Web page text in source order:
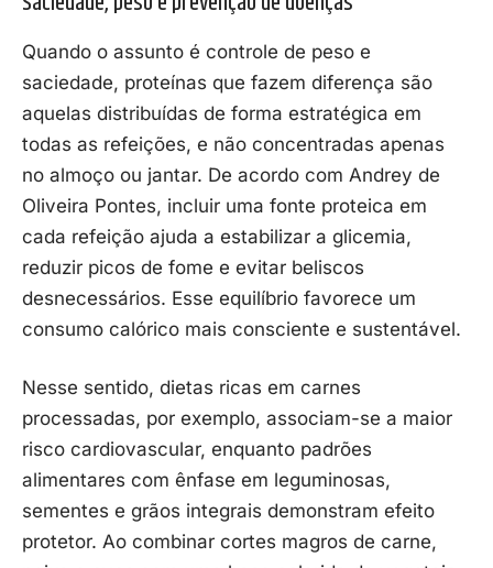
Quando o assunto é controle de peso e
saciedade, proteínas que fazem diferença são
aquelas distribuídas de forma estratégica em
todas as refeições, e não concentradas apenas
no almoço ou jantar. De acordo com Andrey de
Oliveira Pontes, incluir uma fonte proteica em
cada refeição ajuda a estabilizar a glicemia,
reduzir picos de fome e evitar beliscos
desnecessários. Esse equilíbrio favorece um
consumo calórico mais consciente e sustentável.
Nesse sentido, dietas ricas em carnes
processadas, por exemplo, associam-se a maior
risco cardiovascular, enquanto padrões
alimentares com ênfase em leguminosas,
sementes e grãos integrais demonstram efeito
protetor. Ao combinar cortes magros de carne,